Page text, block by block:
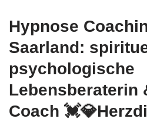
Hypnose
Saarland:
psychologische
Lebensberaterin
Coach